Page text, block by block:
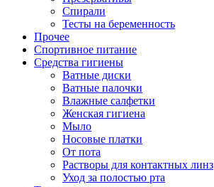
Спирали
Тесты на беременность
Прочее
Спортивное питание
Средства гигиены
Ватные диски
Ватные палочки
Влажные салфетки
Женская гигиена
Мыло
Носовые платки
От пота
Растворы для контактных линз
Уход за полостью рта